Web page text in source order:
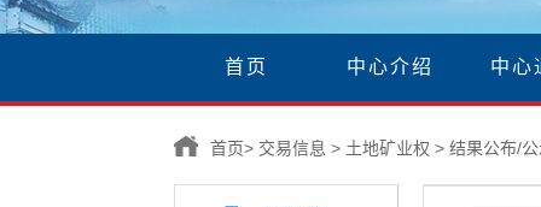
首页 中心介绍 中心
首页> 交易信息 > 土地矿业权 > 结果公布/